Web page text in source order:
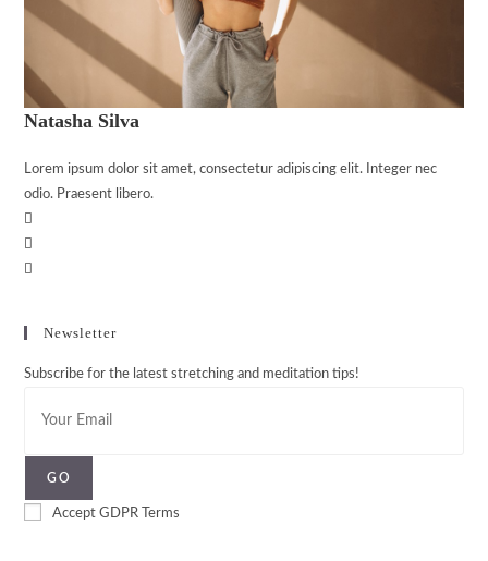
Natasha Silva
Lorem ipsum dolor sit amet, consectetur adipiscing elit. Integer nec
odio. Praesent libero.
Newsletter
Subscribe for the latest stretching and meditation tips!
GO
Accept GDPR Terms